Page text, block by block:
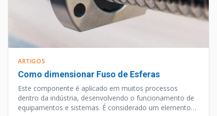
ARTIGOS
Como dimensionar Fuso de Esferas
Este componente é aplicado em muitos processos
dentro da indústria, desenvolvendo o funcionamento de
equipamentos e sistemas. É considerado um elemento